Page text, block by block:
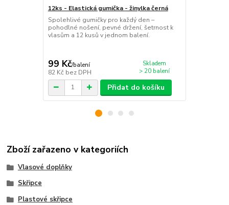
12ks - Elastická gumička - žinylka černá
Spolehlivé gumičky pro každý den –
pohodlné nošení, pevné držení, šetrnost k
vlasům a 12 kusů v jednom balení.
99 Kč/balení
82 Kč bez DPH
Skladem
> 20 balení
Přidat do košíku
Zboží zařazeno v kategoriích
Vlasové doplňky
Skřipce
Plastové skřipce